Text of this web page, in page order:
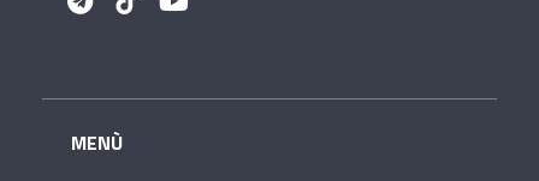
MENÙ